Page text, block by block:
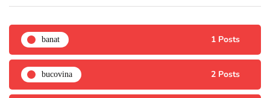
banat 1 Posts
bucovina 2 Posts